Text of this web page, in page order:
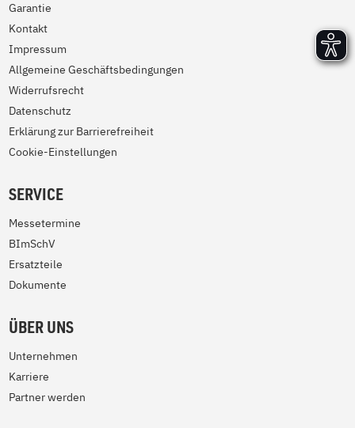
Garantie
Kontakt
Impressum
Allgemeine Geschäftsbedingungen
Widerrufsrecht
Datenschutz
Erklärung zur Barrierefreiheit
Cookie-Einstellungen
SERVICE
Messetermine
BImSchV
Ersatzteile
Dokumente
ÜBER UNS
Unternehmen
Karriere
Partner werden